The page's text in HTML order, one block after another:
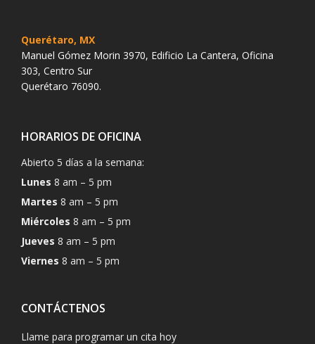
Querétaro, MX
Manuel Gómez Morin 3970, Edificio La Cantera, Oficina
303, Centro Sur
Querétaro 76090.
HORARIOS DE OFICINA
Abierto 5 días a la semana:
Lunes 8 am – 5 pm
Martes 8 am – 5 pm
Miércoles 8 am – 5 pm
Jueves 8 am – 5 pm
Viernes 8 am – 5 pm
CONTÁCTENOS
Llame para programar un cita hoy